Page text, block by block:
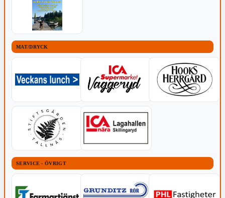
MAT/DRYCK
SERVICE - ÖVRIGT